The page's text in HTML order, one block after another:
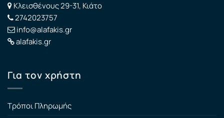
Κλεισθένους 29-31, Κιάτο
2742023757
info@alafakis.gr
alafakis.gr
Για τον χρήστη
Τρόποι Πληρωμής